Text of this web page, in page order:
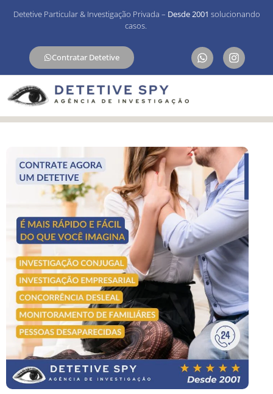
Detetive Particular & Investigação Privada – Desde 2001 solucionando
casos.
Contratar Detetive